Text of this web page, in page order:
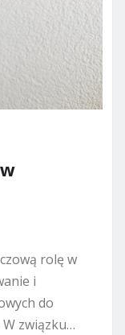
rolę w
i
do
związku…